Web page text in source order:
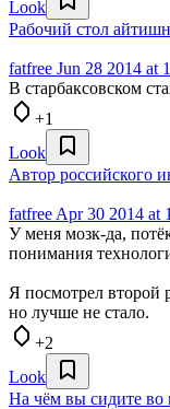
Look
Рабочий стол
fatfree Jun 28 2014 at
В старбаксовском
+1
Look
Автор российского
fatfree Apr 30 2014 at
У меня мозк-да,
понимания
Я посмотрел второй
но лучше не стало.
+2
Look
На чём вы сидите во